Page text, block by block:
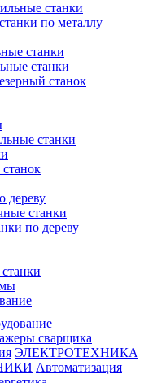
станки
по металлу
станки
станки
станок
станки
дереву
станки
по дереву
сварщика
ЭЛЕКТРОТЕХНИКА
Автоматизация